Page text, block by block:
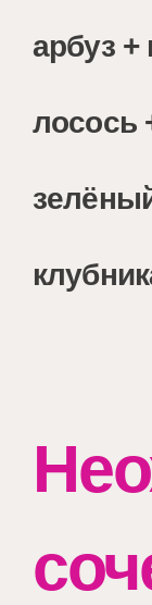
арбуз
лосось